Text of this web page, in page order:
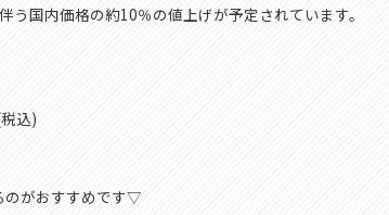
国内価格の約10％の値上げが予定されています。
込)
のがおすすめです▽